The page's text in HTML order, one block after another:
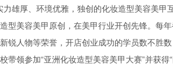
雄厚、环境优雅，独创的化妆造型美容美甲
型美容美甲原创，在美甲行业开创先锋。每
锐人物等荣誉，开店创业成功的学员数不胜
带领参加“亚洲化妆造型美容美甲大赛”并获得